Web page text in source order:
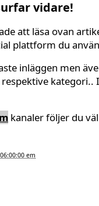
vidare!
att läsa ovan
plattform du
inläggen men
kategori..
kanaler följer du väl
em